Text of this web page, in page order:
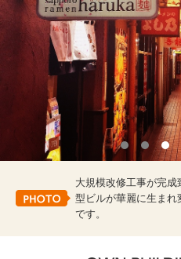
大規模改修工事が完
型ビルが華麗に生ま
です。